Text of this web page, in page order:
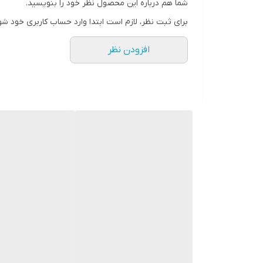
شما هم درباره این محصول نظر خود را بنویسید.
برای ثبت نظر، لازم است ابتدا وارد حساب کاربری خود
افزودن نظر